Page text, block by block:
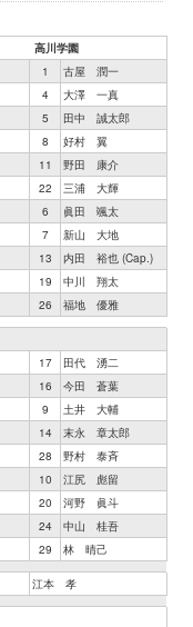
高川学園
1
古屋 潤一
4
大澤 一真
5
田中 誠太郎
8
好村 翼
11
野田 康介
22
三浦 大輝
6
眞田 颯太
7
新山 大地
13
内田 裕也 (Cap.)
19
中川 翔太
26 福地 優雅
17
田代 湧二
16
今田 蒼葉
9
土井 大輔
14
末永 章太郎
28
野村 泰斉
10
江尻 彪留
20
河野 眞斗
24
中山 桂吾
29 林 晴己
江本 孝